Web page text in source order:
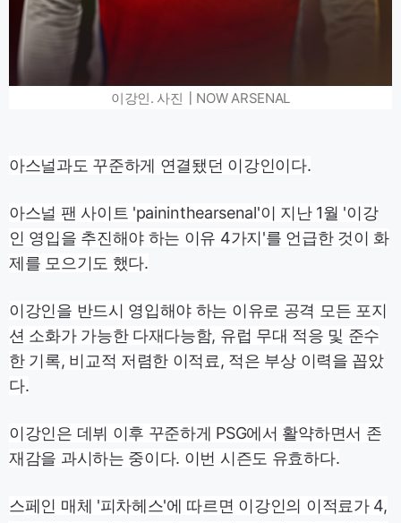
이강인. 사진┃NOW ARSENAL
아스널과도 꾸준하게 연결됐던 이강인이다.
아스널 팬 사이트 'paininthearsenal'이 지난 1월 '이강
인 영입을 추진해야 하는 이유 4가지'를 언급한 것이 화
제를 모으기도 했다.
이강인을 반드시 영입해야 하는 이유로 공격 모든 포지
션 소화가 가능한 다재다능함, 유럽 무대 적응 및 준수
한 기록, 비교적 저렴한 이적료, 적은 부상 이력을 꼽았
다.
이강인은 데뷔 이후 꾸준하게 PSG에서 활약하면서 존
재감을 과시하는 중이다. 이번 시즌도 유효하다.
스페인 매체 '피차헤스'에 따르면 이강인의 이적료가 4,